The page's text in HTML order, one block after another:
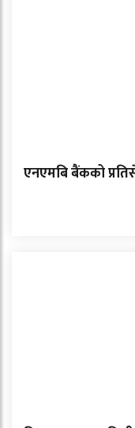
एनएमबि बैंकको